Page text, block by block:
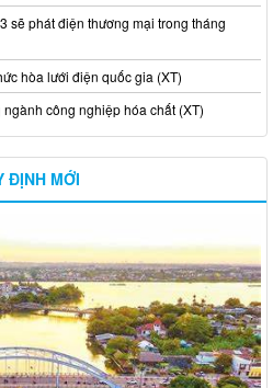
sẽ phát điện thương mại trong tháng
hòa lưới điện quốc gia (XT)
ngành công nghiệp hóa chất (XT)
ĐỊNH MỚI